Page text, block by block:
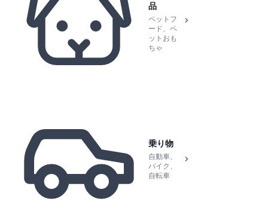
品
ペットフ
ード、ペ
ットおも
ちゃ
乗り物
自動車、
バイク、
自転車